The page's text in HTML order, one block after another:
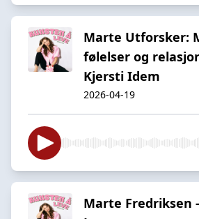
Marte Utforsker:
følelser og
Kjersti Idem
2026-04-19
Marte Fredriksen